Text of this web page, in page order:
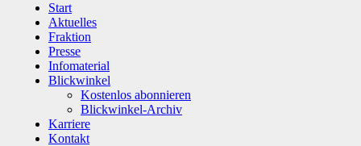
Start
Aktuelles
Fraktion
Presse
Infomaterial
Blickwinkel
Kostenlos abonnieren
Blickwinkel-Archiv
Karriere
Kontakt